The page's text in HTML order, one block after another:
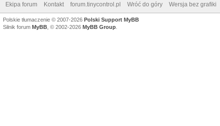
Ekipa forum Kontakt forum.tinycontrol.pl Wróć do góry Wersja bez grafiki
Polskie tłumaczenie © 2007-2026 Polski Support MyBB
Silnik forum MyBB , © 2002-2026 MyBB Group